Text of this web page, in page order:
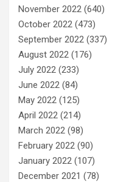
November 2022 (640)
October 2022 (473)
September 2022 (337)
August 2022 (176)
July 2022 (233)
June 2022 (84)
May 2022 (125)
April 2022 (214)
March 2022 (98)
February 2022 (90)
January 2022 (107)
December 2021 (78)